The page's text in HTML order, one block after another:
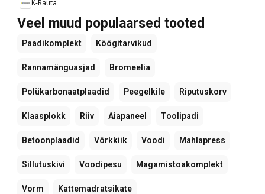
K-Rauta
Veel muud populaarsed tooted
Paadikomplekt Köögitarvikud
Rannamänguasjad Bromeelia
Polükarbonaatplaadid Peegelkile Riputuskorv
Klaasplokk Riiv Aiapaneel Toolipadi
Betoonplaadid Võrkkiik Voodi Mahlapress
Sillutuskivi Voodipesu Magamistoakomplekt
Vorm Kattemadratsikate